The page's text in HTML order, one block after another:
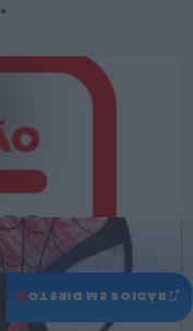
♫
RÁDIOS EM DIRETO